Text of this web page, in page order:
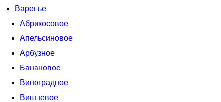
Варенье
Абрикосовое
Апельсиновое
Арбузное
Банановое
Виноградное
Вишневое